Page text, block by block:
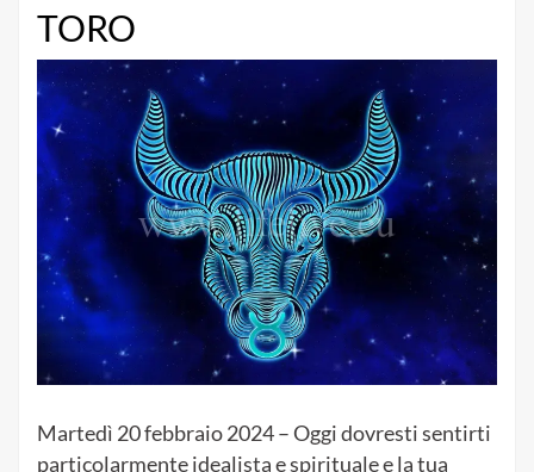
TORO
Martedì 20 febbraio 2024 – Oggi dovresti sentirti
particolarmente idealista e spirituale e la tua